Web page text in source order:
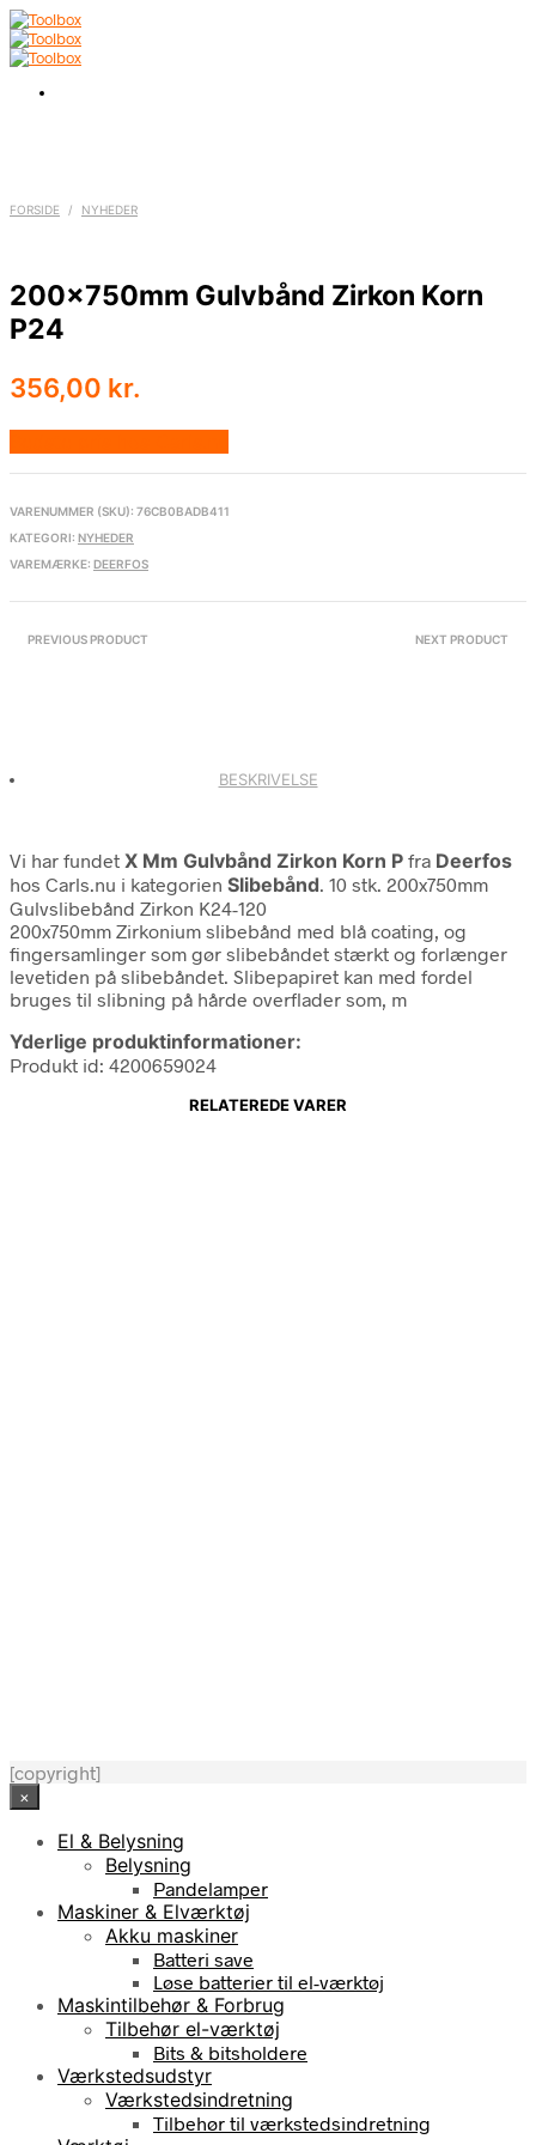
FORSIDE / NYHEDER
200x750mm Gulvbånd Zirkon Korn
P24
356,00 kr.
VARENUMMER (SKU): 76CB0BADB411
KATEGORI: NYHEDER
VAREMÆRKE: DEERFOS
PREVIOUS PRODUCT NEXT PRODUCT
BESKRIVELSE
Vi har fundet X Mm Gulvbånd Zirkon Korn P fra Deerfos
hos Carls.nu i kategorien Slibebånd. 10 stk. 200x750mm
Gulvslibebånd Zirkon K24-120
200x750mm Zirkonium slibebånd med blå coating, og
fingersamlinger som gør slibebåndet stærkt og forlænger
levetiden på slibebåndet. Slibepapiret kan med fordel
bruges til slibning på hårde overflader som, m
Yderlige produktinformationer:
Produkt id: 4200659024
RELATEREDE VARER
[copyright]
×
El & Belysning
Belysning
Pandelamper
Maskiner & Elværktøj
Akku maskiner
Batteri save
Løse batterier til el-værktøj
Maskintilbehør & Forbrug
Tilbehør el-værktøj
Bits & bitsholdere
Værkstedsudstyr
Værkstedsindretning
Tilbehør til værkstedsindretning